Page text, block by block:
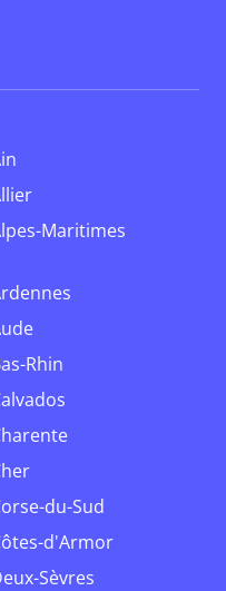
Ain
Allier
Alpes-Maritimes
Ardennes
Aude
Bas-Rhin
Calvados
Charente
Cher
Corse-du-Sud
Côtes-d'Armor
Deux-Sèvres